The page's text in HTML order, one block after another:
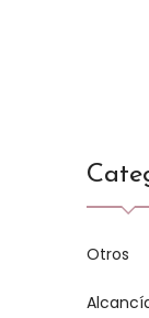
Otros